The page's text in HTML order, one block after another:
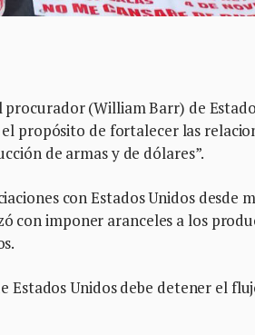
procurador (William Barr) de
propósito de fortalecer las
de armas y de dólares”.
con Estados Unidos desde
con imponer aranceles a los
Estados Unidos debe detener el